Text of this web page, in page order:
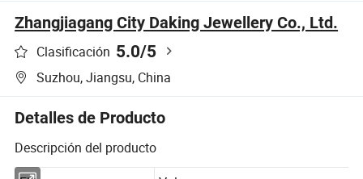
Zhangjiagang City Daking Jewellery Co., Ltd.
Clasificación 5.0/5
Suzhou, Jiangsu, China
Detalles de Producto
Descripción del producto